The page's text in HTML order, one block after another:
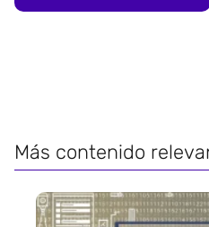
Más contenido